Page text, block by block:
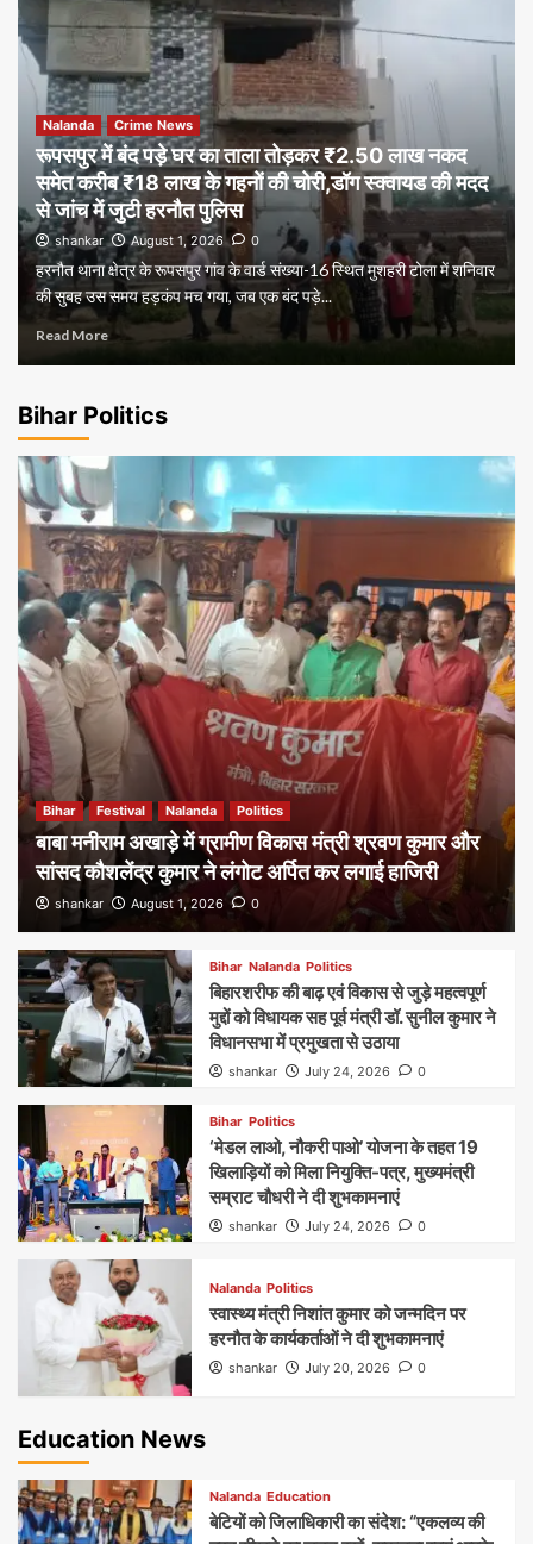
Nalanda Crime News
रूपसपुर में बंद पड़े घर का ताला तोड़कर ₹2.50 लाख नकद
समेत करीब ₹18 लाख के गहनों की चोरी,डॉग स्क्वायड की मदद
से जांच में जुटी हरनौत पुलिस
shankar August 1, 2026 0
हरनौत थाना क्षेत्र के रूपसपुर गांव के वार्ड संख्या-16 स्थित मुशहरी टोला में शनिवार
की सुबह उस समय हड़कंप मच गया, जब एक बंद पड़े...
Read More
Bihar Politics
Bihar Festival Nalanda Politics
बाबा मनीराम अखाड़े में ग्रामीण विकास मंत्री श्रवण कुमार और
सांसद कौशलेंद्र कुमार ने लंगोट अर्पित कर लगाई हाजिरी
shankar August 1, 2026 0
Bihar Nalanda Politics
बिहारशरीफ की बाढ़ एवं विकास से जुड़े महत्वपूर्ण
मुद्दों को विधायक सह पूर्व मंत्री डॉ. सुनील कुमार ने
विधानसभा में प्रमुखता से उठाया
shankar July 24, 2026 0
Bihar Politics
‘मेडल लाओ, नौकरी पाओ’ योजना के तहत 19
खिलाड़ियों को मिला नियुक्ति-पत्र, मुख्यमंत्री
सम्राट चौधरी ने दी शुभकामनाएं
shankar July 24, 2026 0
Nalanda Politics
स्वास्थ्य मंत्री निशांत कुमार को जन्मदिन पर
हरनौत के कार्यकर्ताओं ने दी शुभकामनाएं
shankar July 20, 2026 0
Education News
Nalanda Education
बेटियों को जिलाधिकारी का संदेश: “एकलव्य की